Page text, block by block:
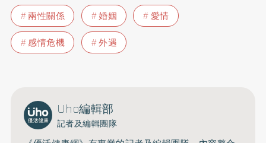
兩性關係 婚姻
愛情
感情危機
外遇
Uho編輯部
記者及編輯團隊